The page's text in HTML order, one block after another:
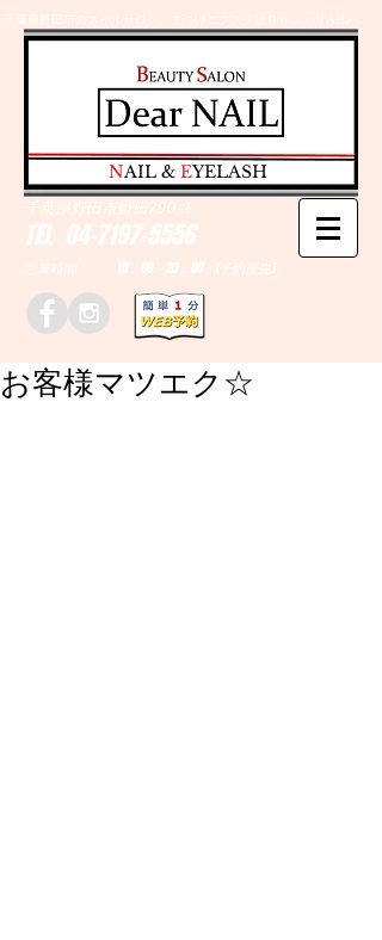
千葉県野田市のネイルサロン、まつげエクステはＤｅａｒＮAILへ
TEL 04-7197-5556
営業時間 10：00～20：00 (予約優先)
千葉県野田市野田790-1
​NAIL & EYELASH
お客様マツエク☆